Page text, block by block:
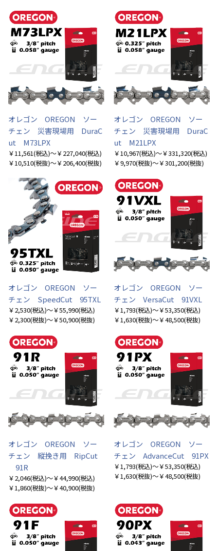
オレゴン OREGON ソー
チェン 災害現場用 DuraC
ut M73LPX
￥11,561(税込)～￥227,040(税込)
￥10,510(税抜)～￥206,400(税抜)
オレゴン OREGON ソー
チェン 災害現場用 DuraC
ut M21LPX
￥10,967(税込)～￥331,320(税込)
￥9,970(税抜)～￥301,200(税抜)
オレゴン OREGON ソー
チェン SpeedCut 95TXL
￥2,530(税込)～￥55,990(税込)
￥2,300(税抜)～￥50,900(税抜)
オレゴン OREGON ソー
チェン VersaCut 91VXL
￥1,793(税込)～￥53,350(税込)
￥1,630(税抜)～￥48,500(税抜)
オレゴン OREGON ソー
チェン 縦挽き用 RipCut
91R
￥2,046(税込)～￥44,990(税込)
￥1,860(税抜)～￥40,900(税抜)
オレゴン OREGON ソー
チェン AdvanceCut 91PX
￥1,793(税込)～￥53,350(税込)
￥1,630(税抜)～￥48,500(税抜)